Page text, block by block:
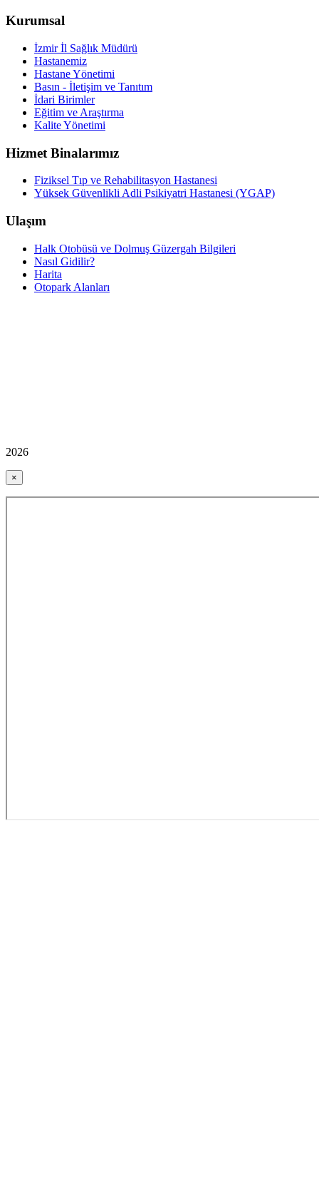
Kurumsal
İzmir İl Sağlık Müdürü
Hastanemiz
Hastane Yönetimi
Basın - İletişim ve Tanıtım
İdari Birimler
Eğitim ve Araştırma
Kalite Yönetimi
Hizmet Binalarımız
Fiziksel Tıp ve Rehabilitasyon Hastanesi
Yüksek Güvenlikli Adli Psikiyatri Hastanesi (YGAP)
Ulaşım
Halk Otobüsü ve Dolmuş Güzergah Bilgileri
Nasıl Gidilir?
Harita
Otopark Alanları
2026
×